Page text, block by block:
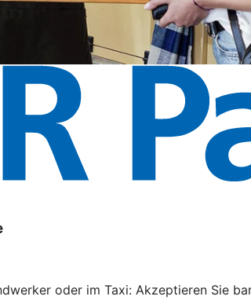
oder im Taxi: Akzeptieren Sie